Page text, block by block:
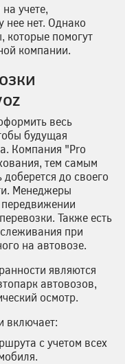
учете,
нее нет. Однако
которые помогут
компании.
весь
будущая
Компания "Pro
тем самым
до своего
Менеджеры
Также есть
при
на автовозе.
являются
автовозов,
осмотр.
включает:
с учетом всех